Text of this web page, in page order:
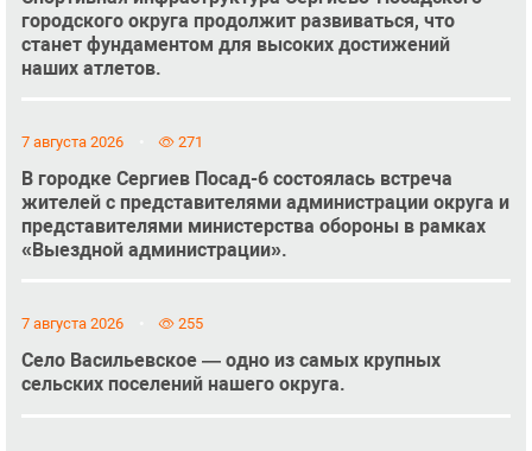
городского округа продолжит развиваться, что
станет фундаментом для высоких достижений
наших атлетов.
7 августа 2026 271
В городке Сергиев Посад-6 состоялась встреча
жителей с представителями администрации округа и
представителями министерства обороны в рамках
«Выездной администрации».
7 августа 2026 255
Село Васильевское — одно из самых крупных
сельских поселений нашего округа.